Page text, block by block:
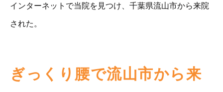
インターネットで当院を見つけ、千葉県流山市から来院
された。
ぎっくり腰で流山市から来